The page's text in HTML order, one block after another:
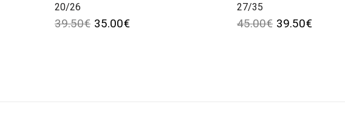
20/26
39.50€ 35.00€
27/35
45.00€ 39.50€